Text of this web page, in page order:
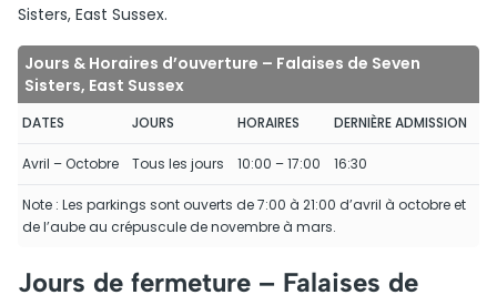
Sisters, East Sussex.
Jours & Horaires d’ouverture – Falaises de Seven
Sisters, East Sussex
DATES JOURS HORAIRES DERNIÈRE ADMISSION
Avril – Octobre Tous les jours 10:00 – 17:00 16:30
Note : Les parkings sont ouverts de 7:00 à 21:00 d’avril à octobre et
de l’aube au crépuscule de novembre à mars.
Jours de fermeture – Falaises de